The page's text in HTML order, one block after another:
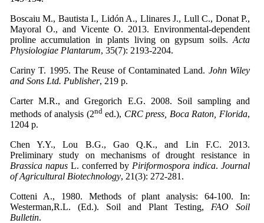
Boscaiu M., Bautista I., Lidón A., Llinares J., Lull C., Donat P.,
Mayoral O., and Vicente O. 2013. Environmental-dependent
proline accumulation in plants living on gypsum soils. Acta
Physiologiae Plantarum
Cariny T. 1995. The Reuse of Contaminated Land. John Wiley
and Sons Ltd. Publisher, 219 p.
Carter M.R., and Gregorich E.G. 2008. Soil sampling and
methods of analysis (2nded.), CRC press, Boca Raton, Florida,
1204 p.
Chen Y.Y., Lou B.G., Gao Q.K., and Lin F.C. 2013.
Preliminary study on mechanisms of drought resistance in
Brassica napusL. conferred by Piriformospora indica.Journal
of Agricultural Biotechnology
Cotteni A., 1980. Methods of plant analysis: 64-100. In:
Westerman,R.L. (Ed.). Soil and Plant Testing, FAO Soil
Bulletin.